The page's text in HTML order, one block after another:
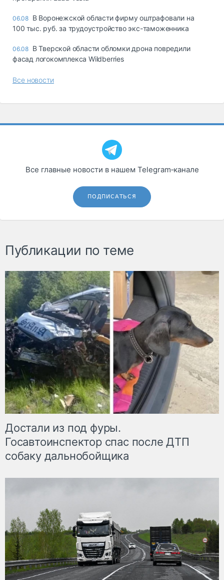
06.08 В Воронежской области фирму оштрафовали на
100 тыс. руб. за трудоустройство экс-таможенника
06.08 В Тверской области обломки дрона повредили
фасад логокомплекса Wildberries
Все новости
Все главные новости в нашем Telegram‑канале
ПОДПИСАТЬСЯ
Публикации по теме
Достали из под фуры.
Госавтоинспектор спас после ДТП
собаку дальнобойщика